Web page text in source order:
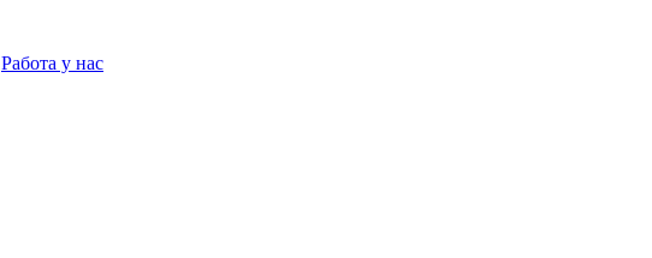
Работа у нас